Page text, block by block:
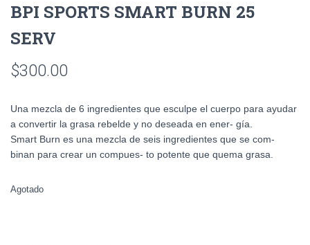
BPI SPORTS SMART BURN 25
SERV
$300.00
Una mezcla de 6 ingredientes que esculpe el cuerpo para ayudar
a convertir la grasa rebelde y no deseada en ener- gía.
Smart Burn es una mezcla de seis ingredientes que se com-
binan para crear un compues- to potente que quema grasa.
Agotado